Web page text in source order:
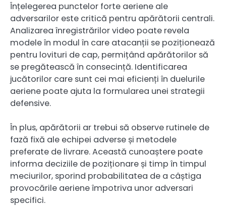
Înțelegerea punctelor forte aeriene ale
adversarilor este critică pentru apărătorii centrali.
Analizarea înregistrărilor video poate revela
modele în modul în care atacanții se poziționează
pentru lovituri de cap, permițând apărătorilor să
se pregătească în consecință. Identificarea
jucătorilor care sunt cei mai eficienți în duelurile
aeriene poate ajuta la formularea unei strategii
defensive.
În plus, apărătorii ar trebui să observe rutinele de
fază fixă ale echipei adverse și metodele
preferate de livrare. Această cunoaștere poate
informa deciziile de poziționare și timp în timpul
meciurilor, sporind probabilitatea de a câștiga
provocările aeriene împotriva unor adversari
specifici.